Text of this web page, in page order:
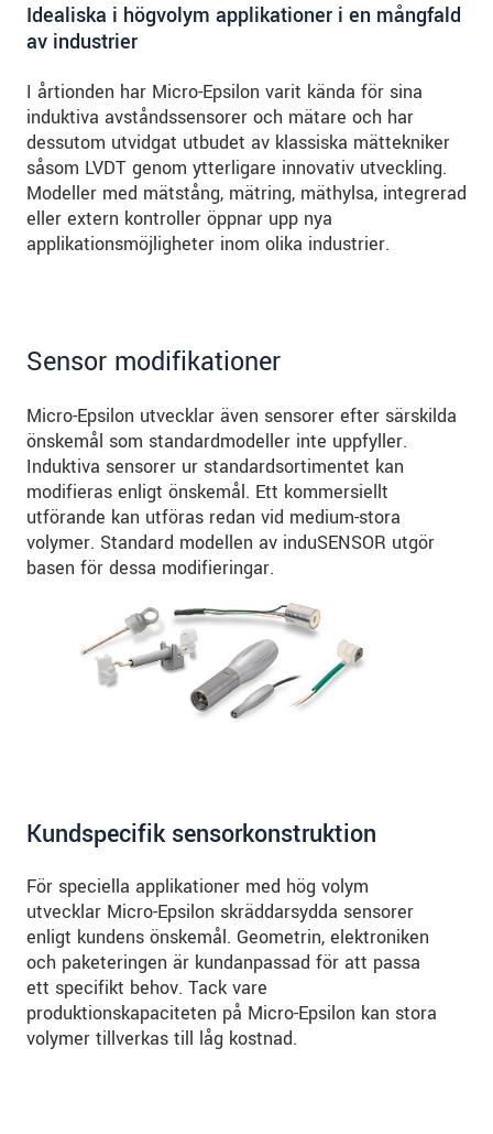
Idealiska i högvolym applikationer i en mångfald
av industrier
I årtionden har Micro-Epsilon varit kända för sina
induktiva avståndssensorer och mätare och har
dessutom utvidgat utbudet av klassiska mättekniker
såsom LVDT genom ytterligare innovativ utveckling.
Modeller med mätstång, mätring, mäthylsa, integrerad
eller extern kontroller öppnar upp nya
applikationsmöjligheter inom olika industrier.
Sensor modifikationer
Micro-Epsilon utvecklar även sensorer efter särskilda
önskemål som standardmodeller inte uppfyller.
Induktiva sensorer ur standardsortimentet kan
modifieras enligt önskemål. Ett kommersiellt
utförande kan utföras redan vid medium-stora
volymer. Standard modellen av induSENSOR utgör
basen för dessa modifieringar.
Kundspecifik sensorkonstruktion
För speciella applikationer med hög volym
utvecklar Micro-Epsilon skräddarsydda sensorer
enligt kundens önskemål. Geometrin, elektroniken
och paketeringen är kundanpassad för att passa
ett specifikt behov. Tack vare
produktionskapaciteten på Micro-Epsilon kan stora
volymer tillverkas till låg kostnad.